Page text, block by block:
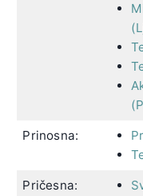
Prinosna:
Pričesna: